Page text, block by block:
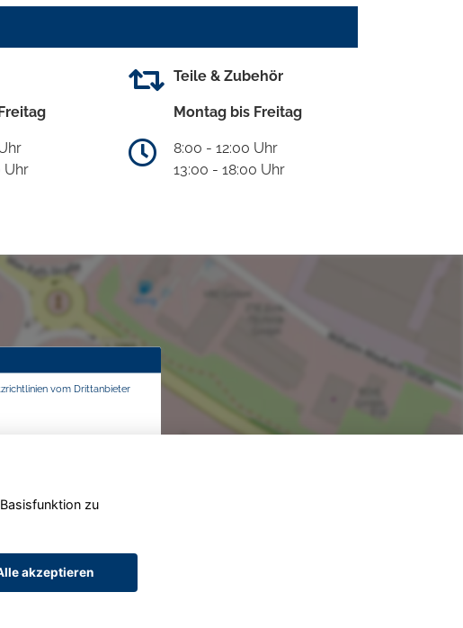
Uhr
Teile & Zubehör
Montag bis Freitag
8:00 - 12:00 Uhr
13:00 - 18:00 Uhr
vom Drittanbieter
zu
akzeptieren